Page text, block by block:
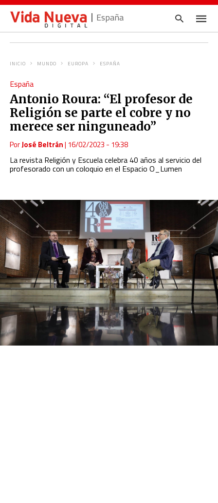
España
INICIO MUNDO EUROPA ESPAÑA
España
Antonio Roura: “El profesor de
Religión se parte el cobre y no
merece ser ninguneado”
PorJosé Beltrán| 16/02/2023 - 19:38
La revista Religión y Escuela celebra 40 años al servicio del
profesorado con un coloquio en el Espacio O_Lumen